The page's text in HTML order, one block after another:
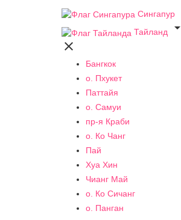
Сингапур
Тайланд


Бангкок
о. Пхукет
Паттайя
о. Самуи
пр-я Краби
о. Ко Чанг
Пай
Хуа Хин
Чианг Май
о. Ко Сичанг
о. Панган